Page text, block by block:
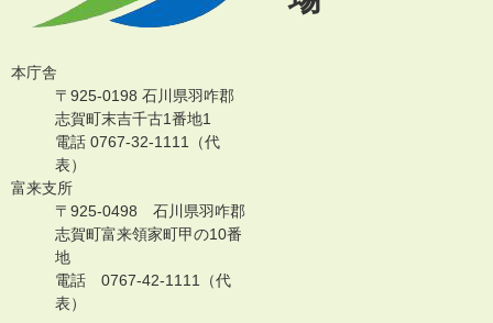
本庁舎
〒925-0198 石川県羽咋郡
志賀町末吉千古1番地1
電話 0767-32-1111（代
表）
富来支所
〒925-0498 石川県羽咋郡
志賀町富来領家町甲の10番
地
電話 0767-42-1111（代
表）